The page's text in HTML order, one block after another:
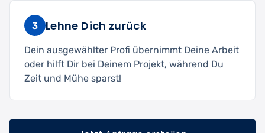
3 Lehne Dich zurück
Dein ausgewählter Profi übernimmt Deine Arbeit
oder hilft Dir bei Deinem Projekt, während Du
Zeit und Mühe sparst!